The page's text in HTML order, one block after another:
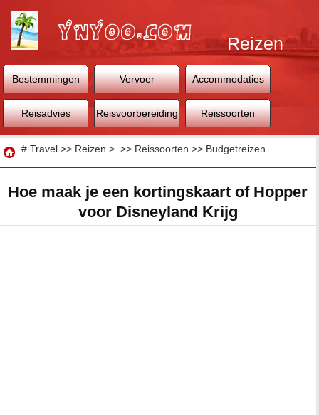
Reizen
Bestemmingen Vervoer Accommodaties
Reisadvies Reisvoorbereiding Reissoorten
Reizen
# Travel >> Reizen > >> Reissoorten >> Budgetreizen
Hoe maak je een kortingskaart of Hopper
voor Disneyland Krijg